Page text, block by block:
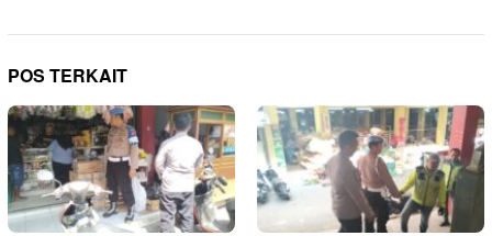
POS TERKAIT